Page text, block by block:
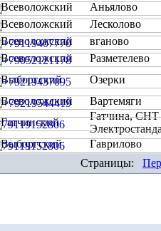
Всеволожский
Аньялово
Всеволожский
Лесколово
Всеволожский
вганово
Всеволожский
Разметелево
Выборгский
Озерки
Всеволожский
Вартемяги
Гатчинский
Гатчина, СНТ
Выборгский
Гаврилово
Страницы: